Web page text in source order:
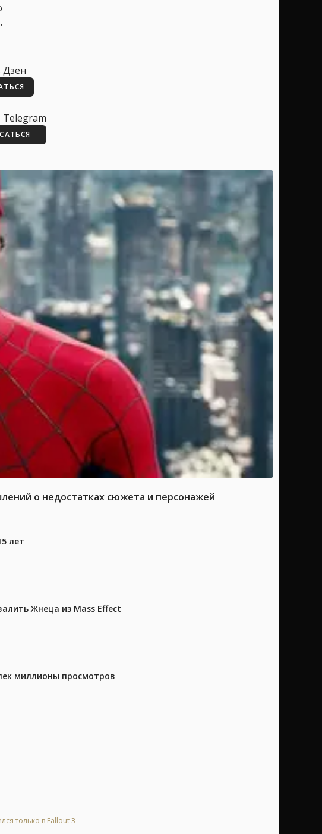
Дзен
Telegram
о недостатках сюжета и персонажей
лет
Жнеца из Mass Effect
миллионы просмотров
только в Fallout 3